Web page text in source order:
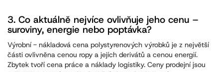
3. Co aktuálně nejvíce ovlivňuje jeho cenu –
suroviny, energie nebo poptávka?
Výrobní - nákladová cena polystyrenových výrobků je z největší
části ovlivněna cenou ropy a jejích derivátů a cenou energií.
Zbytek tvoří cena práce a náklady logistiky. Ceny prodejní jsou